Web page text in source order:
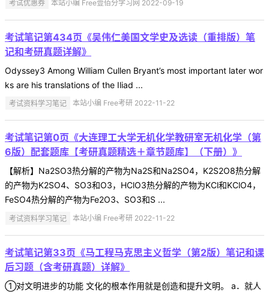
考试优惠券 本站小编 Free壹佰分学习网 2022-09-19
考试笔记第434页《吴伟仁美国文学史及选读（重排版）笔
记和考研真题详解》
Odyssey3 Among William Cullen Bryant’s most important later wor
ks are his translations of the Iliad ...
考试资料学习笔记 本站小编 Free考研 2022-11-22
考试笔记第0页《大连理工大学无机化学教研室无机化学（第
6版）配套题库【考研真题精选＋章节题库】（下册）》
【解析】Na2SO3热分解的产物为Na2S和Na2SO4，K2S2O8热分解
的产物为K2SO4、SO3和O3，HClO3热分解的产物为KCl和KClO4，
FeSO4热分解的产物为Fe2O3、SO3和S ...
考试资料学习笔记 本站小编 Free考研 2022-11-22
考试笔记第33页《马工程马克思主义哲学（第2版）笔记和课
后习题（含考研真题）详解》
①对文明进步的功能 文化的根本作用就是创造和提升文明。 a．就人